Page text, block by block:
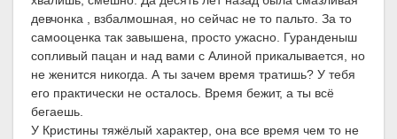
девчонка , взбалмошная, но сейчас не то пальто. За то
самооценка так завышена, просто ужасно. Гуранденыш
сопливый пацан и над вами с Алиной прикалывается, но
не женится никогда. А ты зачем время тратишь? У тебя
его практически не осталось. Время бежит, а ты всё
бегаешь.
У Кристины тяжёлый характер, она все время чем то не